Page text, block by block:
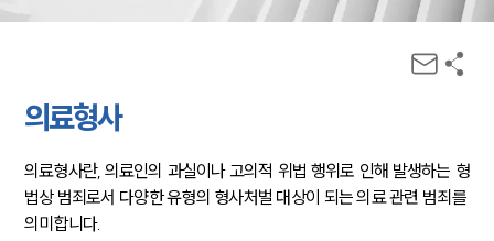
의료형사
의료형사란, 의료인의 과실이나 고의적 위법 행위로 인해 발생하는 형
법상 범죄로서 다양한 유형의 형사처벌 대상이 되는 의료 관련 범죄를
의미합니다.